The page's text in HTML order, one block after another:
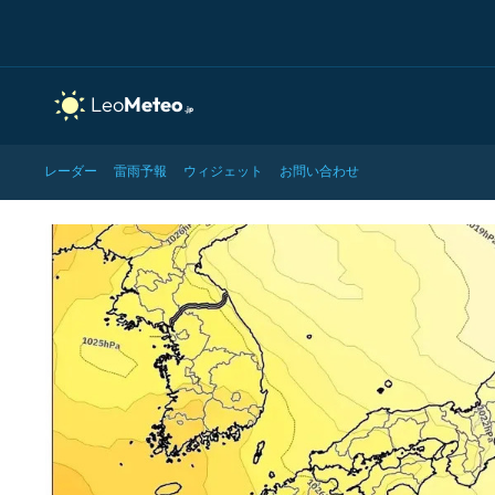
レーダー 雷雨予報 ウィジェット お問い合わせ